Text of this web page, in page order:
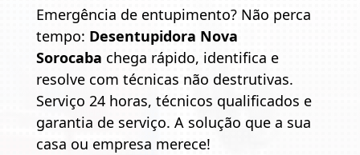
Emergência de entupimento? Não perca
tempo: Desentupidora Nova
Sorocaba chega rápido, identifica e
resolve com técnicas não destrutivas.
Serviço 24 horas, técnicos qualificados e
garantia de serviço. A solução que a sua
casa ou empresa merece!